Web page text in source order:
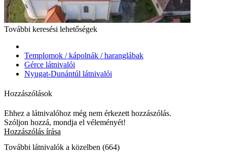
További keresési lehetőségek
Templomok / kápolnák / haranglábak
Gérce látnivalói
Nyugat-Dunántúl látnivalói
Hozzászólások
Ehhez a látnivalóhoz még nem érkezett hozzászólás.
Szóljon hozzá, mondja el véleményét!
Hozzászólás írása
További látnivalók a közelben (664)